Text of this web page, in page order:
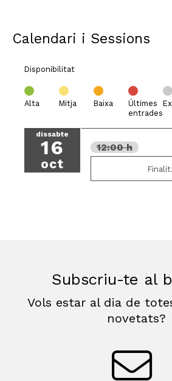
Calendari i Sessions
Disponibilitat
Alta Mitja Baixa
Últimes
entrades
dissabte
16
oct
12:00 h
Subscriu-te al
Vols estar al dia de
novetats?